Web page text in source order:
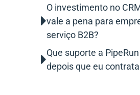
O investimento no
vale a pena para
serviço B2B?
Que suporte a
depois que eu